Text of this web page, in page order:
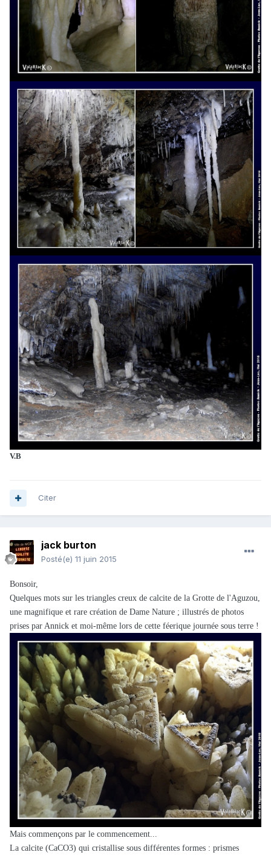
V.B
Citer
jack burton
Posté(e) 11 juin 2015
Bonsoir,
Quelques mots sur les triangles creux de calcite de la Grotte de l'Aguzou,
une magnifique et rare création de Dame Nature ; illustrés de photos
prises par Annick et moi-même lors de cette féerique journée sous terre !
Mais commençons par le commencement...
La calcite (CaCO3) qui cristallise sous différentes formes : prismes